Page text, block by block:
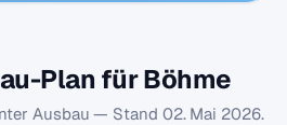
Plan für Böhme
Ausbau — Stand 02. Mai 2026.